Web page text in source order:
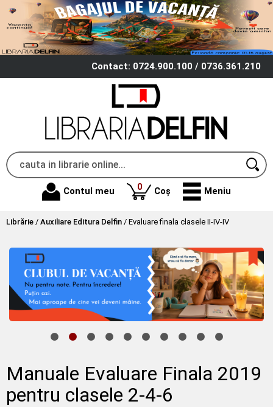
Contact: 0724.900.100 / 0736.361.210
Contul meu 0produse
Coș Meniu
Librărie / Auxiliare Editura Delfin / Evaluare finala clasele II-IV-IV
Manuale Evaluare Finala 2019
pentru clasele 2-4-6